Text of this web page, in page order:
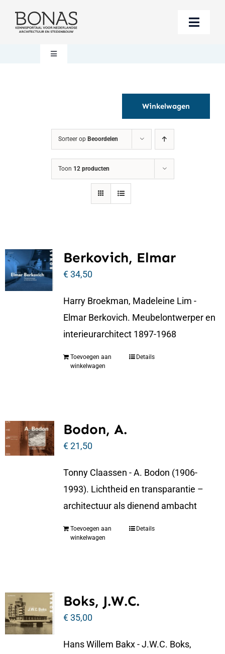
naar
Toggle
Berichten
Steun BONAS
Toggle
Winkelwagen
Sorteer op Beoordelen
Toon 12 producten
Berkovich, Elmar
€34,50
Harry Broekman, Madeleine Lim -
Elmar Berkovich. Meubelontwerper en
interieurarchitect 1897-1968
Toevoegen aan
winkelwagen
Details
Bodon, A.
€21,50
Tonny Claassen - A. Bodon (1906-
1993). Lichtheid en transparantie –
architectuur als dienend ambacht
Toevoegen aan
winkelwagen
Details
Boks, J.W.C.
€35,00
Hans Willem Bakx - J.W.C. Boks,